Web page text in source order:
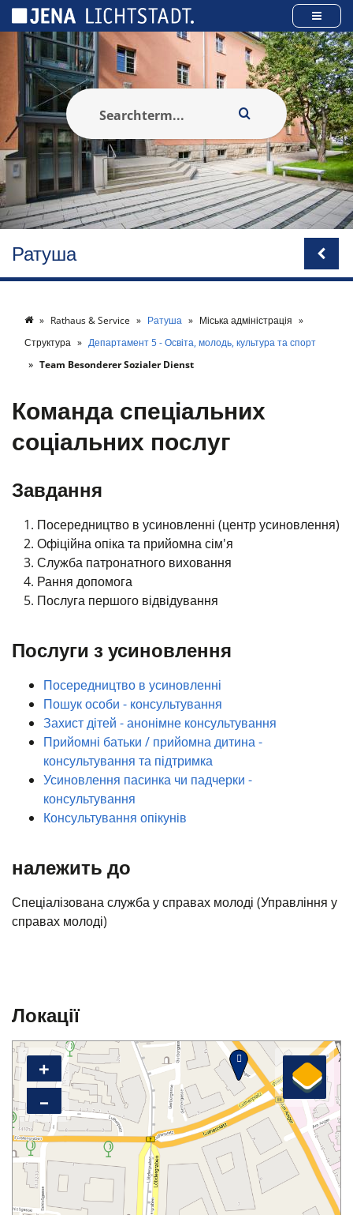
Ратуша
Rathaus & Service Ратуша
Міська адміністрація
Структура
Департамент 5 - Освіта, молодь, культура та спорт
Team Besonderer Sozialer Dienst
Команда спеціальних
соціальних послуг
Завдання
Посередництво в усиновленні (центр усиновлення)
Офіційна опіка та прийомна сім'я
Служба патронатного виховання
Рання допомога
Послуга першого відвідування
Послуги з усиновлення
Посередництво в усиновленні
Пошук особи - консультування
Захист дітей - анонімне консультування
Прийомні батьки / прийомна дитина -
консультування та підтримка
Усиновлення пасинка чи падчерки -
консультування
Консультування опікунів
належить до
Спеціалізована служба у справах молоді (Управління у
справах молоді)
Локації
+
–
Панель керування кукі